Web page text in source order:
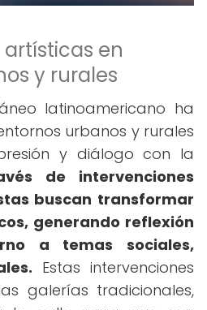
en
y rurales
latinoamericano ha
urbanos y rurales
y diálogo con la
de intervenciones
buscan transformar
generando reflexión
a temas sociales,
Estas intervenciones
galerías tradicionales,